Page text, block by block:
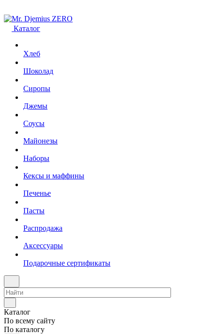
Каталог
Хлеб
Шоколад
Сиропы
Джемы
Соусы
Майонезы
Наборы
Кексы и маффины
Печенье
Пасты
Распродажа
Аксессуары
Подарочные сертификаты
Каталог
По всему сайту
По каталогу